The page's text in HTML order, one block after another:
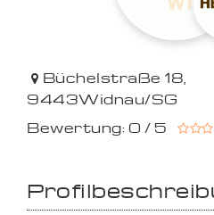
Büchelstraße 18,
9443Widnau/SG
Bewertung: 0 / 5